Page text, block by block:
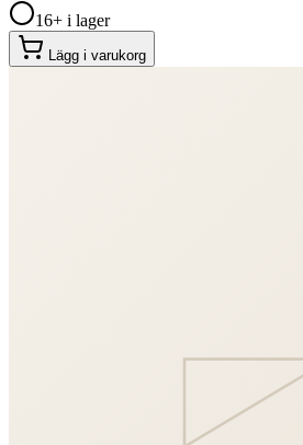
16+ i lager
Lägg i varukorg